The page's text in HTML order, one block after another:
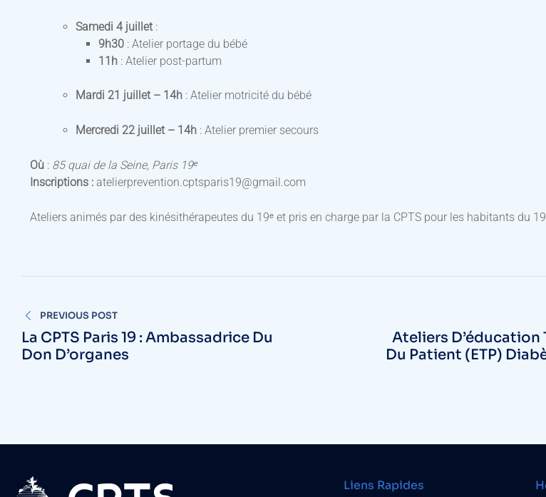
Samedi 4 juillet :
9h30 : Atelier portage du bébé
11h : Atelier post-partum
Mardi 21 juillet – 14h : Atelier motricité du bébé
Mercredi 22 juillet – 14h : Atelier premier secours
Où : 85 quai de la Seine, Paris 19ᵉ
Inscriptions : atelierprevention.cptsparis19@gmail.com
Ateliers animés par des kinésithérapeutes du 19ᵉ et pris en charge par la CPTS pour les habitants du
PREVIOUS POST
La CPTS Paris 19 : Ambassadrice Du
Don D’organes
Ateliers
Du Patient (ETP)
Liens Rapides